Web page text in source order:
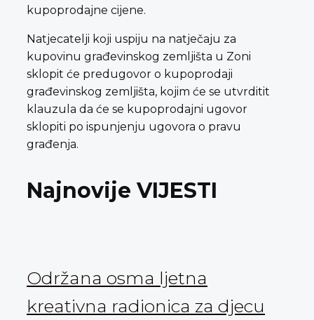
kupoprodajne cijene.
Natjecatelji koji uspiju na natječaju za
kupovinu građevinskog zemljišta u Zoni
sklopit će predugovor o kupoprodaji
građevinskog zemljišta, kojim će se utvrditit
klauzula da će se kupoprodajni ugovor
sklopiti po ispunjenju ugovora o pravu
građenja.
Najnovije VIJESTI
Održana osma ljetna
kreativna radionica za djecu